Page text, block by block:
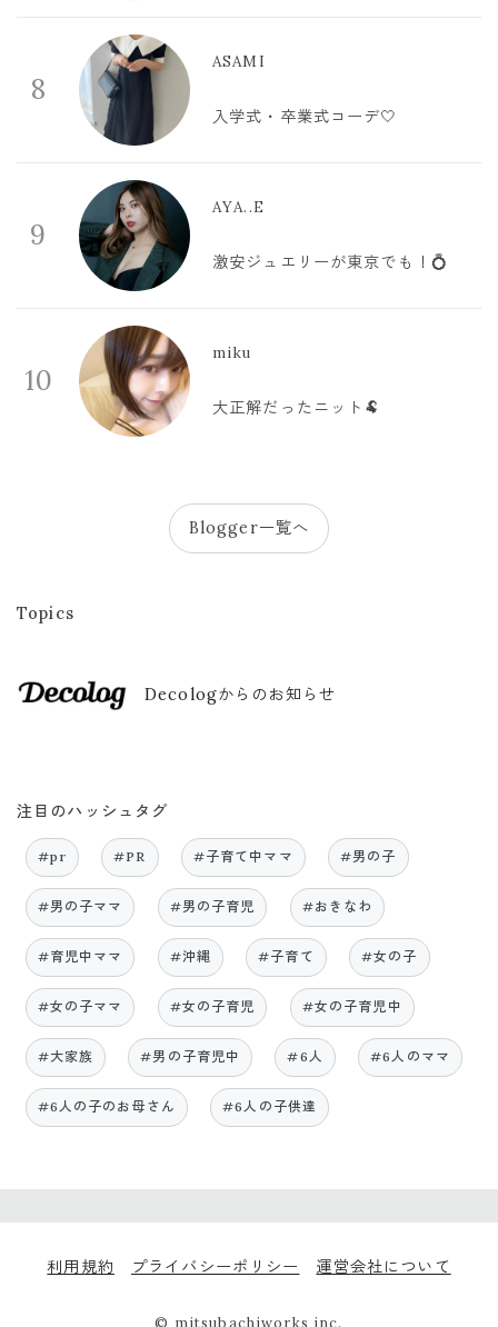
8
ASAMI
入学式・卒業式コーデ🤍
9
AYA..E
激安ジュエリーが東京でも！💍
10
miku
大正解だったニット🐏
Blogger一覧へ
Topics
Decologからのお知らせ
注目のハッシュタグ
#pr #PR #子育て中ママ #男の子
#男の子ママ #男の子育児 #おきなわ
#育児中ママ #沖縄 #子育て #女の子
#女の子ママ #女の子育児 #女の子育児中
#大家族 #男の子育児中 #6人 #6人のママ
#6人の子のお母さん #6人の子供達
利用規約 プライバシーポリシー 運営会社について
© mitsubachiworks inc.